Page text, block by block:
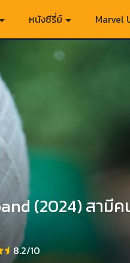
หนังซีรี่ย์ Marvel
(2024) สามี
8.2/10